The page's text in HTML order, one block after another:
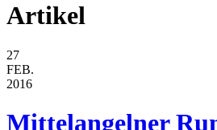
Artikel
27
FEB.
2016
Mittelangelner